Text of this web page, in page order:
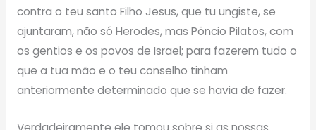
contra o teu santo Filho Jesus, que tu ungiste, se
ajuntaram, não só Herodes, mas Pôncio Pilatos, com
os gentios e os povos de Israel; para fazerem tudo o
que a tua mão e o teu conselho tinham
anteriormente determinado que se havia de fazer.